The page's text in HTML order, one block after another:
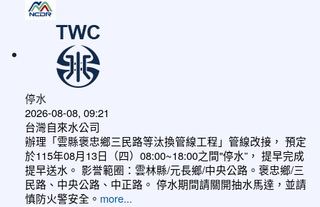
停水
2026-08-08, 09:21
台灣自來水公司
辦理「雲縣褒忠鄉三民路等汰換管線工程」管線改接， 預定
於115年08月13日（四）08:00~18:00之間"停水”， 提早完成
提早送水。 影誉範圈：雲林縣/元長鄉/中央公路。褒忠鄉/三
民路、中央公路、中正路。 停水期間請關開抽水馬達，並請
慎防火警安全。 more...